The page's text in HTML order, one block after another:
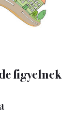
figyelnek